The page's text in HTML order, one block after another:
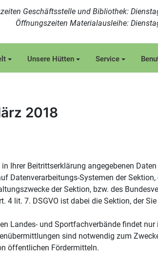
Geschäftsstelle und Bibliothek:
Öffnungszeiten Materialausleihe:
Unsere Hütten Service
2018
Ihrer Beitrittserklärung angegebenen
Datenverarbeitungs-Systemen der
der Sektion, bzw. des
4 lit. 7. DSGVO ist dabei die Sektion, der
Landes- und Sportfachverbände findet
sind notwendig zum
öffentlichen Fördermitteln.